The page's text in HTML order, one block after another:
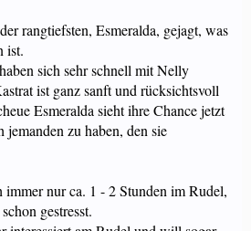
rangtiefsten, Esmeralda, gejagt, was
ist.
sich sehr schnell mit Nelly
ist ganz sanft und rücksichtsvoll
Esmeralda sieht ihre Chance jetzt
jemanden zu haben, den sie
immer nur ca. 1 - 2 Stunden im Rudel,
gestresst.